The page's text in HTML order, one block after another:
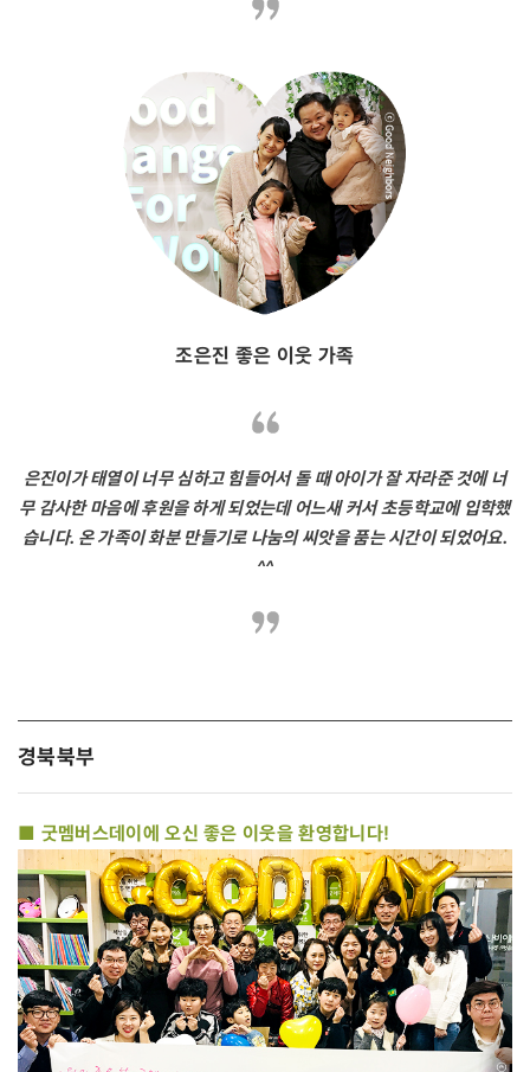
조은진 좋은 이웃 가족
은진이가 태열이 너무 심하고 힘들어서 돌 때 아이가 잘 자라준 것에 너
무 감사한 마음에 후원을 하게 되었는데 어느새 커서 초등학교에 입학했
습니다. 온 가족이 화분 만들기로 나눔의 씨앗을 품는 시간이 되었어요.
^^
경북북부
■ 굿멤버스데이에 오신 좋은 이웃을 환영합니다!